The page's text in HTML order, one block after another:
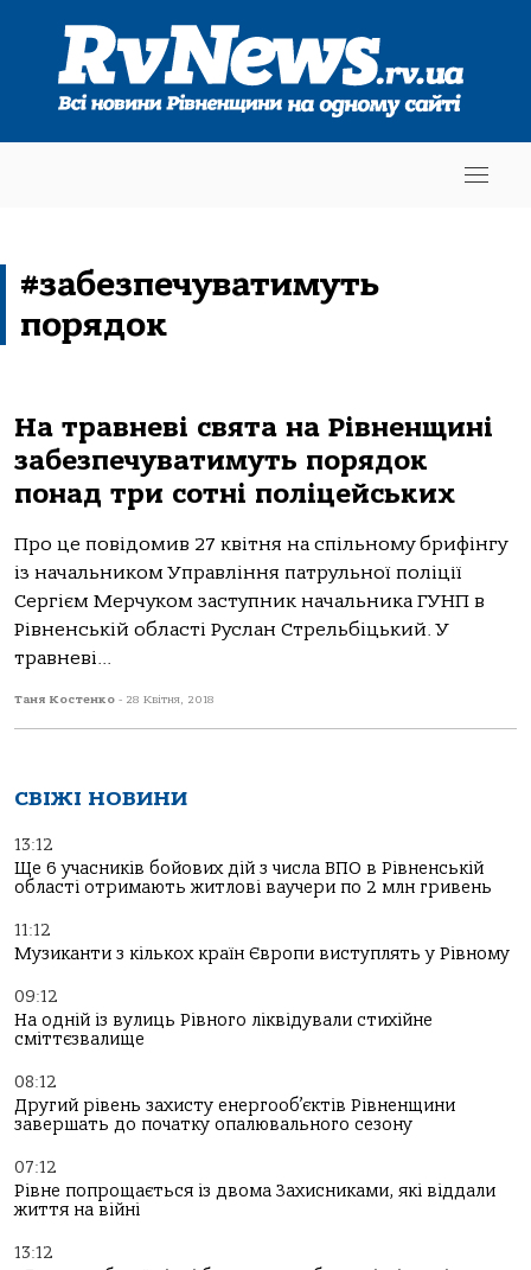
#забезпечуватимуть
порядок
На травневі свята на Рівненщині
забезпечуватимуть порядок
понад три сотні поліцейських
Про це повідомив 27 квітня на спільному брифінгу
із начальником Управління патрульної поліції
Сергієм Мерчуком заступник начальника ГУНП в
Рівненській області Руслан Стрельбіцький. У
травневі...
Таня Костенко - 28 Квітня, 2018
СВІЖІ НОВИНИ
13:12
Ще 6 учасників бойових дій з числа ВПО в Рівненській
області отримають житлові ваучери по 2 млн гривень
11:12
Музиканти з кількох країн Європи виступлять у Рівному
09:12
На одній із вулиць Рівного ліквідували стихійне
сміттєзвалище
08:12
Другий рівень захисту енергооб’єктів Рівненщини
завершать до початку опалювального сезону
07:12
Рівне попрощається із двома Захисниками, які віддали
життя на війні
13:12